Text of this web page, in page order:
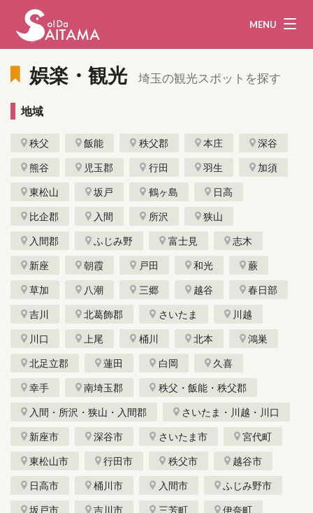
MENU
企業・団体 教育・医療
地域から探す
募集！ お問い合わせ
運営団体 ライター
娯楽・観光 埼玉の観光スポットを探す
地域
秩父 飯能 秩父郡 本庄 深谷
熊谷 児玉郡 行田 羽生 加須
東松山 坂戸 鶴ヶ島 日高
比企郡 入間 所沢 狭山
入間郡 ふじみ野 富士見 志木
新座 朝霞 戸田 和光 蕨
草加 八潮 三郷 越谷 春日部
吉川 北葛飾郡 さいたま 川越
川口 上尾 桶川 北本 鴻巣
北足立郡 蓮田 白岡 久喜
幸手 南埼玉郡 秩父・飯能・秩父郡
入間・所沢・狭山・入間郡 さいたま・川越・川口
新座市 深谷市 さいたま市 宮代町
東松山市 行田市 秩父市 越谷市
日高市 桶川市 入間市 ふじみ野市
坂戸市 吉川市 三芳町 伊奈町